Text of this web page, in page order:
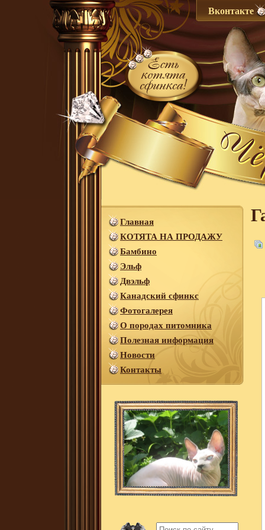
Вконтакте
Главная
КОТЯТА НА ПРОДАЖУ
Бамбино
Эльф
Двэльф
Канадский сфинкс
Фотогалерея
О породах питомника
Полезная информация
Новости
Контакты